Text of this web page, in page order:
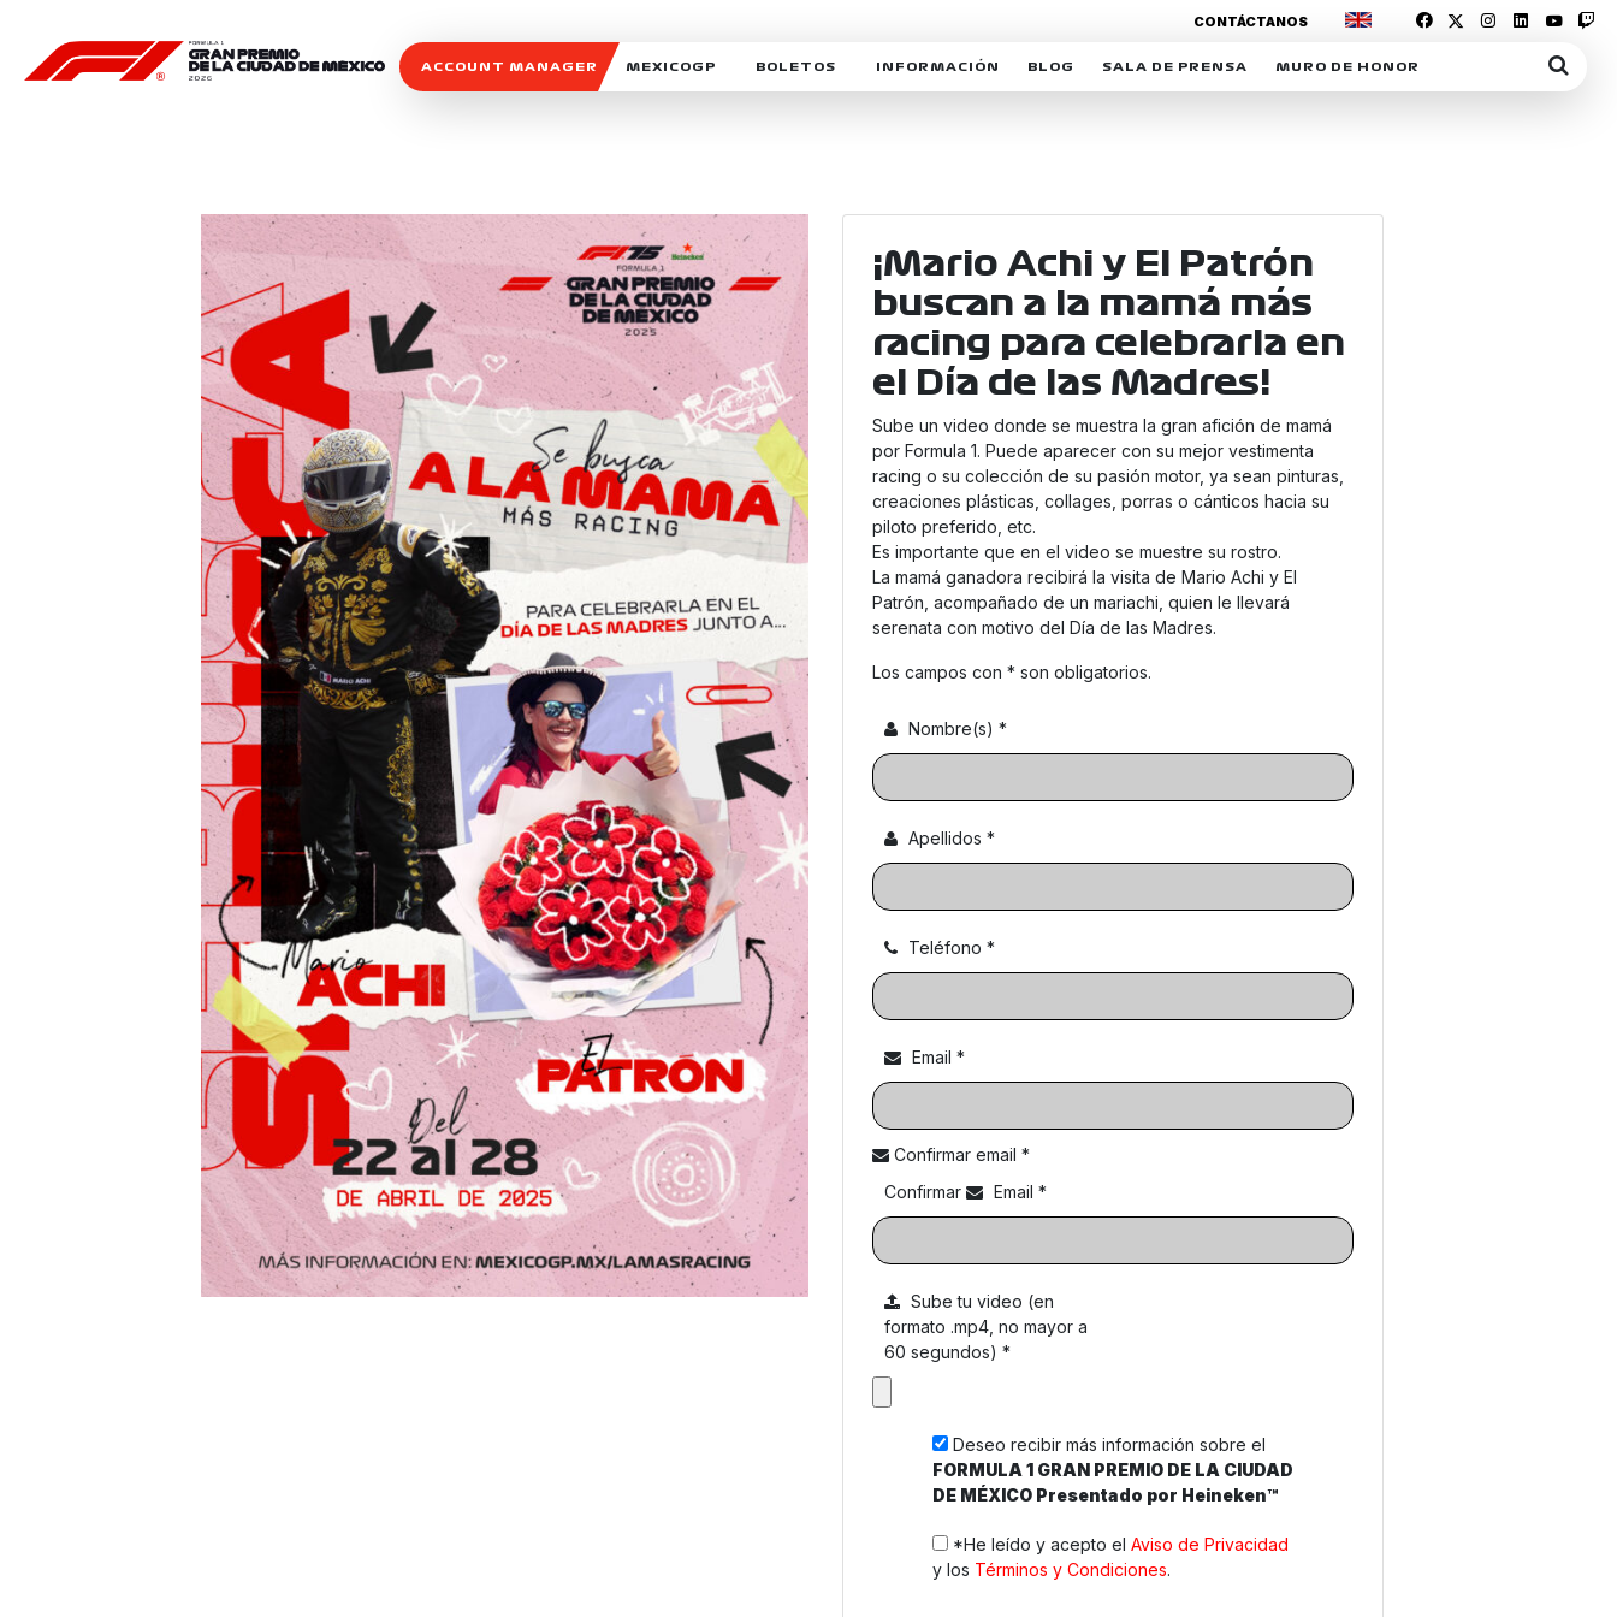
ACCOUNT MANAGER MEXICOGP
CELEBRA CON NOSOTROS
BOLETOS INFORMACIÓN
MOTORSPORT ACADEMY
EXPOSICIÓN FOTOGRÁFICA
LEGALES TICKETMASTER
BLOG SALA DE PRENSA MURO DE HONOR
CONTÁCTANOS
2
0
2
5
1
0
d
e
M
o
¡Mario Achi y El Patrón
buscan a la mamá más
racing para celebrarla en
el Día de las Madres!
Sube un video donde se muestra la gran afición de mamá
por Formula 1. Puede aparecer con su mejor vestimenta
racing o su colección de su pasión motor, ya sean pinturas,
creaciones plásticas, collages, porras o cánticos hacia su
piloto preferido, etc.
Es importante que en el video se muestre su rostro.
La mamá ganadora recibirá la visita de Mario Achi y El
Patrón, acompañado de un mariachi, quien le llevará
serenata con motivo del Día de las Madres.
Los campos con * son obligatorios.
Nombre(s) *
Apellidos *
Teléfono *
Email *
Confirmar email *
Confirmar
Email *
formato .mp4, no mayor a
60 segundos) *
Deseo recibir más información sobre el
FORMULA 1 GRAN PREMIO DE LA CIUDAD
DE MÉXICO Presentado por Heineken™
*He leído y acepto el Aviso de Privacidad
y los Términos y Condiciones.